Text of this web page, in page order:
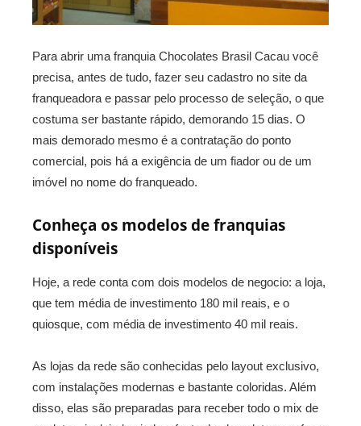
Para abrir uma franquia Chocolates Brasil Cacau você
precisa, antes de tudo, fazer seu cadastro no site da
franqueadora e passar pelo processo de seleção, o que
costuma ser bastante rápido, demorando 15 dias. O
mais demorado mesmo é a contratação do ponto
comercial, pois há a exigência de um fiador ou de um
imóvel no nome do franqueado.
Conheça os modelos de franquias
disponíveis
Hoje, a rede conta com dois modelos de negocio: a loja,
que tem média de investimento 180 mil reais, e o
quiosque, com média de investimento 40 mil reais.
As lojas da rede são conhecidas pelo layout exclusivo,
com instalações modernas e bastante coloridas. Além
disso, elas são preparadas para receber todo o mix de